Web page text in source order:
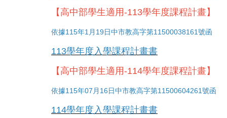
【高中部學生適用-113學年度課程計畫】
依據115年1月19日中市教高字第11500038161號函
113學年度入學課程計畫書
【高中部學生適用-114學年度課程計畫】
依據115年07月16日中市教高字第11500604261號函
114學年度入學課程計畫書